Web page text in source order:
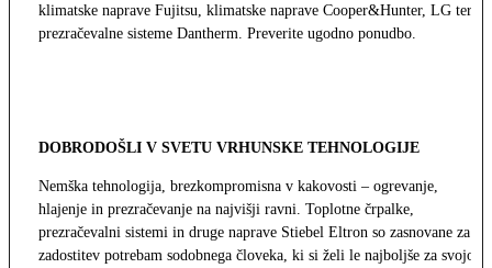
klimatske naprave Fujitsu, klimatske naprave Cooper&Hunter, LG ter
prezračevalne sisteme Dantherm. Preverite ugodno ponudbo.
DOBRODOŠLI V SVETU VRHUNSKE TEHNOLOGIJE
Nemška tehnologija, brezkompromisna v kakovosti – ogrevanje,
hlajenje in prezračevanje na najvišji ravni. Toplotne črpalke,
prezračevalni sistemi in druge naprave Stiebel Eltron so zasnovane za
zadostitev potrebam sodobnega človeka, ki si želi le najboljše za svojo